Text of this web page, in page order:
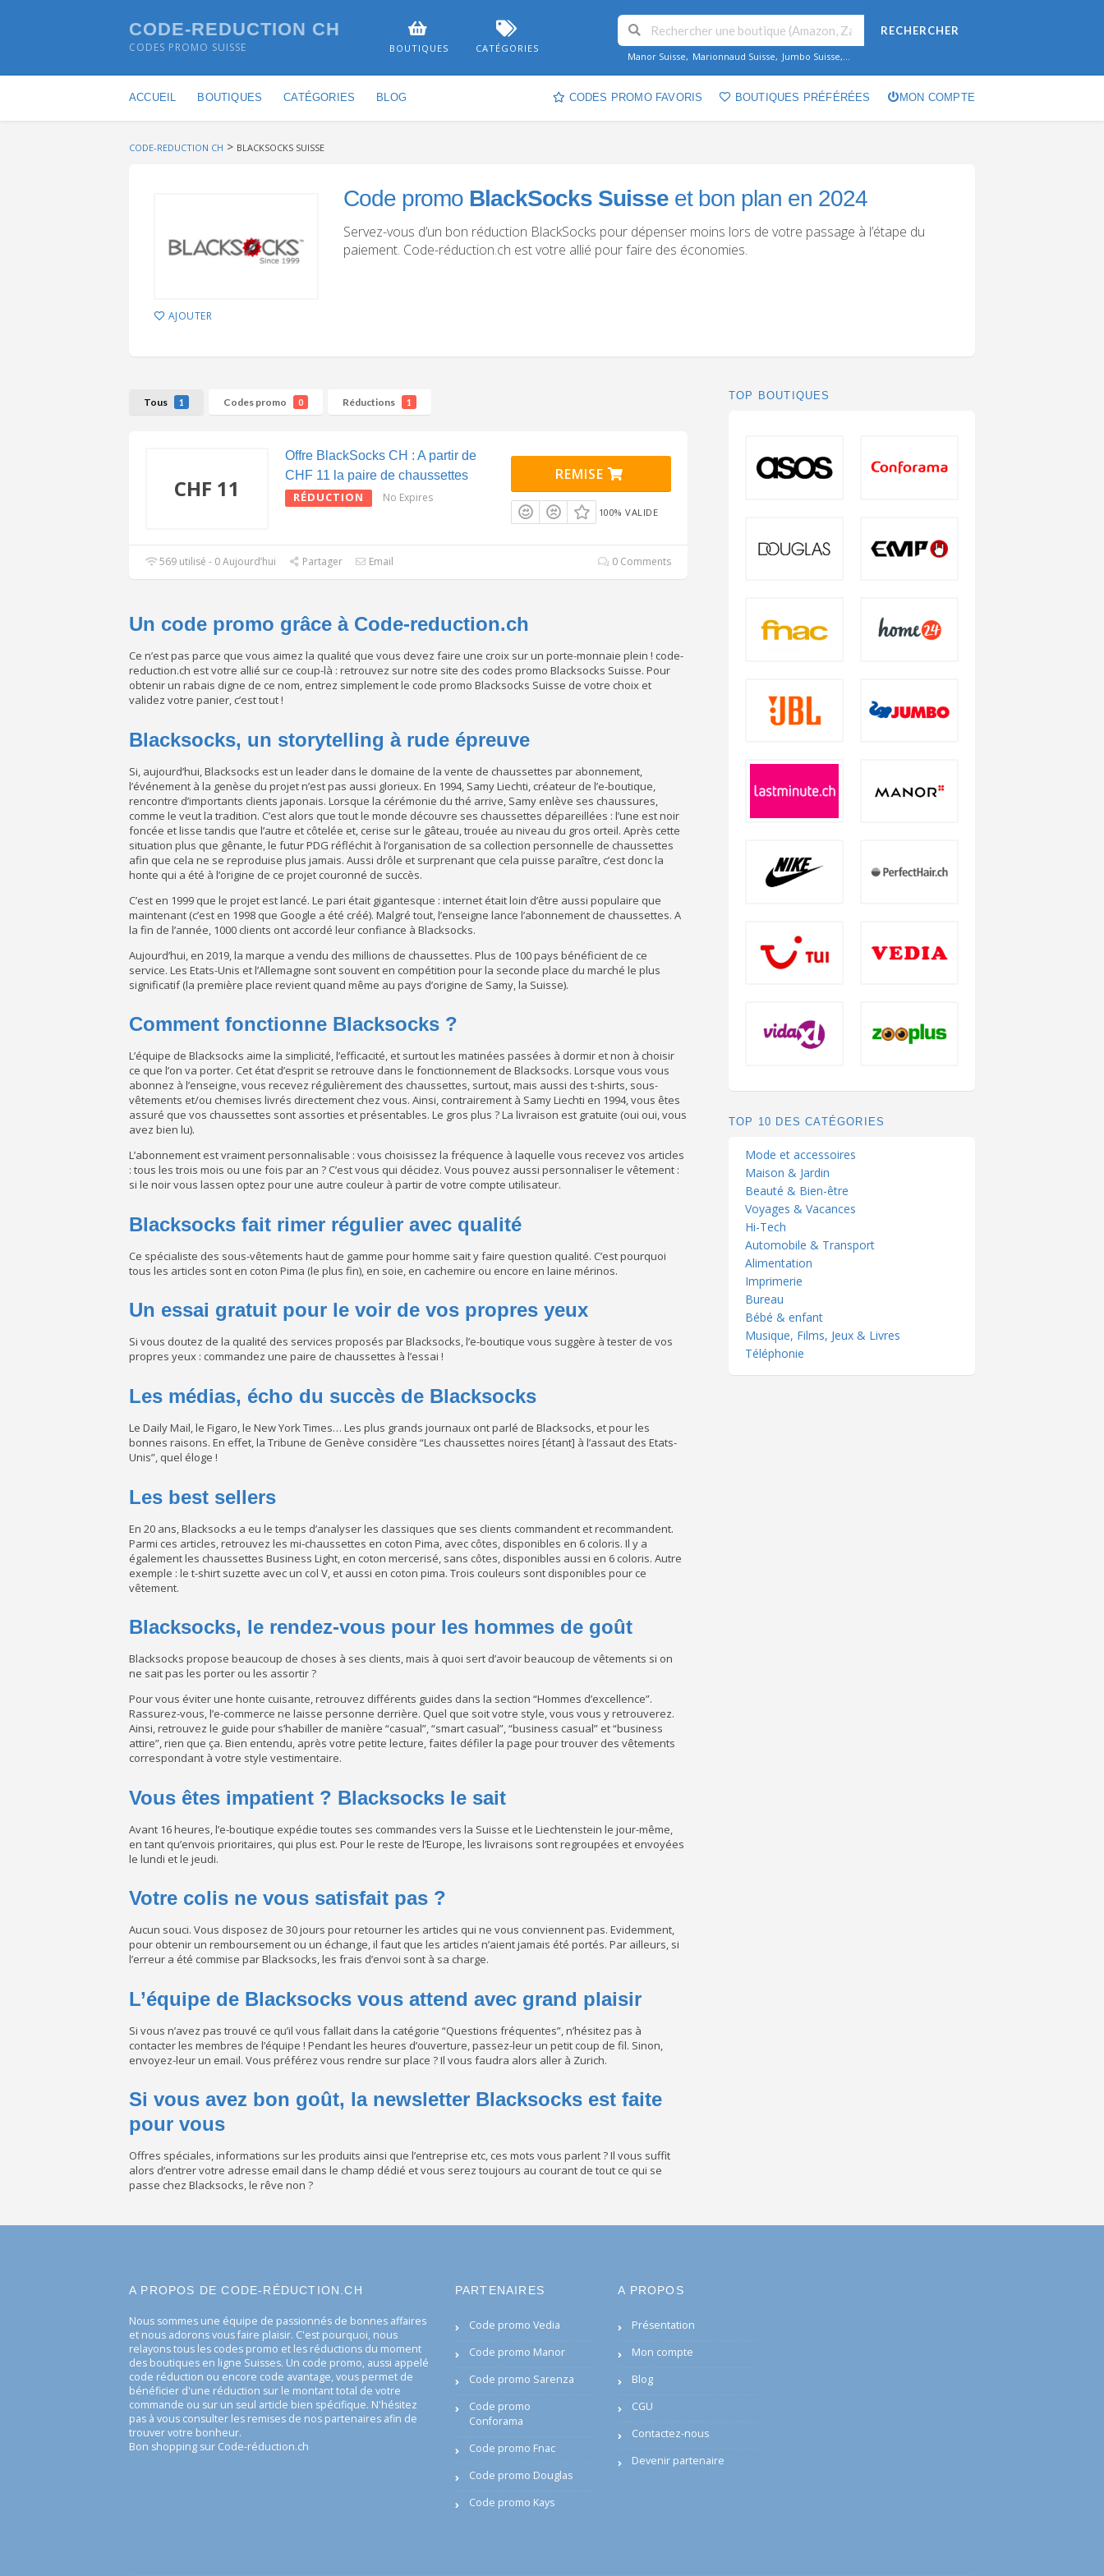
CODE-REDUCTION CH
CODES PROMO SUISSE BOUTIQUES CATÉGORIES
RECHERCHER
Manor Suisse, Marionnaud Suisse, Jumbo Suisse,...
ACCUEIL BOUTIQUES CATÉGORIES BLOG CODES PROMO FAVORIS BOUTIQUES PRÉFÉRÉES MON COMPTE
CODE-REDUCTION CH > BLACKSOCKS SUISSE
AJOUTER
Code promo BlackSocks Suisse et bon plan en 2024
Servez-vous d’un bon réduction BlackSocks pour dépenser moins lors de votre passage à l’étape du
paiement. Code-réduction.ch est votre allié pour faire des économies.
Tous 1 Codes promo 0 Réductions 1
CHF 11
Offre BlackSocks CH : A partir de
CHF 11 la paire de chaussettes
RÉDUCTION No Expires
REMISE
100% VALIDE
569 utilisé - 0 Aujourd’hui Partager Email 0 Comments
Un code promo grâce à Code-reduction.ch
Ce n’est pas parce que vous aimez la qualité que vous devez faire une croix sur un porte-monnaie plein ! code-
reduction.ch est votre allié sur ce coup-là : retrouvez sur notre site des codes promo Blacksocks Suisse. Pour
obtenir un rabais digne de ce nom, entrez simplement le code promo Blacksocks Suisse de votre choix et
validez votre panier, c’est tout !
Blacksocks, un storytelling à rude épreuve
Si, aujourd’hui, Blacksocks est un leader dans le domaine de la vente de chaussettes par abonnement,
l’événement à la genèse du projet n’est pas aussi glorieux. En 1994, Samy Liechti, créateur de l’e-boutique,
rencontre d’importants clients japonais. Lorsque la cérémonie du thé arrive, Samy enlève ses chaussures,
comme le veut la tradition. C’est alors que tout le monde découvre ses chaussettes dépareillées : l’une est noir
foncée et lisse tandis que l’autre et côtelée et, cerise sur le gâteau, trouée au niveau du gros orteil. Après cette
situation plus que gênante, le futur PDG réfléchit à l’organisation de sa collection personnelle de chaussettes
afin que cela ne se reproduise plus jamais. Aussi drôle et surprenant que cela puisse paraître, c’est donc la
honte qui a été à l’origine de ce projet couronné de succès.
C’est en 1999 que le projet est lancé. Le pari était gigantesque : internet était loin d’être aussi populaire que
maintenant (c’est en 1998 que Google a été créé). Malgré tout, l’enseigne lance l’abonnement de chaussettes. A
la fin de l’année, 1000 clients ont accordé leur confiance à Blacksocks.
Aujourd’hui, en 2019, la marque a vendu des millions de chaussettes. Plus de 100 pays bénéficient de ce
service. Les Etats-Unis et l’Allemagne sont souvent en compétition pour la seconde place du marché le plus
significatif (la première place revient quand même au pays d’origine de Samy, la Suisse).
Comment fonctionne Blacksocks ?
L’équipe de Blacksocks aime la simplicité, l’efficacité, et surtout les matinées passées à dormir et non à choisir
ce que l’on va porter. Cet état d’esprit se retrouve dans le fonctionnement de Blacksocks. Lorsque vous vous
abonnez à l’enseigne, vous recevez régulièrement des chaussettes, surtout, mais aussi des t-shirts, sous-
vêtements et/ou chemises livrés directement chez vous. Ainsi, contrairement à Samy Liechti en 1994, vous êtes
assuré que vos chaussettes sont assorties et présentables. Le gros plus ? La livraison est gratuite (oui oui, vous
avez bien lu).
L’abonnement est vraiment personnalisable : vous choisissez la fréquence à laquelle vous recevez vos articles
: tous les trois mois ou une fois par an ? C’est vous qui décidez. Vous pouvez aussi personnaliser le vêtement :
si le noir vous lassen optez pour une autre couleur à partir de votre compte utilisateur.
Blacksocks fait rimer régulier avec qualité
Ce spécialiste des sous-vêtements haut de gamme pour homme sait y faire question qualité. C’est pourquoi
tous les articles sont en coton Pima (le plus fin), en soie, en cachemire ou encore en laine mérinos.
Un essai gratuit pour le voir de vos propres yeux
Si vous doutez de la qualité des services proposés par Blacksocks, l’e-boutique vous suggère à tester de vos
propres yeux : commandez une paire de chaussettes à l’essai !
Les médias, écho du succès de Blacksocks
Le Daily Mail, le Figaro, le New York Times… Les plus grands journaux ont parlé de Blacksocks, et pour les
bonnes raisons. En effet, la Tribune de Genève considère “Les chaussettes noires [étant] à l’assaut des Etats-
Unis”, quel éloge !
Les best sellers
En 20 ans, Blacksocks a eu le temps d’analyser les classiques que ses clients commandent et recommandent.
Parmi ces articles, retrouvez les mi-chaussettes en coton Pima, avec côtes, disponibles en 6 coloris. Il y a
également les chaussettes Business Light, en coton mercerisé, sans côtes, disponibles aussi en 6 coloris. Autre
exemple : le t-shirt suzette avec un col V, et aussi en coton pima. Trois couleurs sont disponibles pour ce
vêtement.
Blacksocks, le rendez-vous pour les hommes de goût
Blacksocks propose beaucoup de choses à ses clients, mais à quoi sert d’avoir beaucoup de vêtements si on
ne sait pas les porter ou les assortir ?
Pour vous éviter une honte cuisante, retrouvez différents guides dans la section “Hommes d’excellence”.
Rassurez-vous, l’e-commerce ne laisse personne derrière. Quel que soit votre style, vous vous y retrouverez.
Ainsi, retrouvez le guide pour s’habiller de manière “casual”, “smart casual”, “business casual” et “business
attire”, rien que ça. Bien entendu, après votre petite lecture, faites défiler la page pour trouver des vêtements
correspondant à votre style vestimentaire.
Vous êtes impatient ? Blacksocks le sait
Avant 16 heures, l’e-boutique expédie toutes ses commandes vers la Suisse et le Liechtenstein le jour-même,
en tant qu’envois prioritaires, qui plus est. Pour le reste de l’Europe, les livraisons sont regroupées et envoyées
le lundi et le jeudi.
Votre colis ne vous satisfait pas ?
Aucun souci. Vous disposez de 30 jours pour retourner les articles qui ne vous conviennent pas. Evidemment,
pour obtenir un remboursement ou un échange, il faut que les articles n’aient jamais été portés. Par ailleurs, si
l’erreur a été commise par Blacksocks, les frais d’envoi sont à sa charge.
L’équipe de Blacksocks vous attend avec grand plaisir
Si vous n’avez pas trouvé ce qu’il vous fallait dans la catégorie “Questions fréquentes”, n’hésitez pas à
contacter les membres de l’équipe ! Pendant les heures d’ouverture, passez-leur un petit coup de fil. Sinon,
envoyez-leur un email. Vous préférez vous rendre sur place ? Il vous faudra alors aller à Zurich.
Si vous avez bon goût, la newsletter Blacksocks est faite
pour vous
Offres spéciales, informations sur les produits ainsi que l’entreprise etc, ces mots vous parlent ? Il vous suffit
alors d’entrer votre adresse email dans le champ dédié et vous serez toujours au courant de tout ce qui se
passe chez Blacksocks, le rêve non ?
TOP BOUTIQUES
TOP 10 DES CATÉGORIES
Mode et accessoires
Maison & Jardin
Beauté & Bien-être
Voyages & Vacances
Hi-Tech
Automobile & Transport
Alimentation
Imprimerie
Bureau
Bébé & enfant
Musique, Films, Jeux & Livres
Téléphonie
A PROPOS DE CODE-RÉDUCTION.CH
Nous sommes une équipe de passionnés de bonnes affaires
et nous adorons vous faire plaisir. C'est pourquoi, nous
relayons tous les codes promo et les réductions du moment
des boutiques en ligne Suisses. Un code promo, aussi appelé
code réduction ou encore code avantage, vous permet de
bénéficier d'une réduction sur le montant total de votre
commande ou sur un seul article bien spécifique. N'hésitez
pas à vous consulter les remises de nos partenaires afin de
trouver votre bonheur.
Bon shopping sur Code-réduction.ch
PARTENAIRES
Code promo Vedia
Code promo Manor
Code promo Sarenza
Code promo
Conforama
Code promo Fnac
Code promo Douglas
Code promo Kays
A PROPOS
Présentation
Mon compte
Blog
CGU
Contactez-nous
Devenir partenaire